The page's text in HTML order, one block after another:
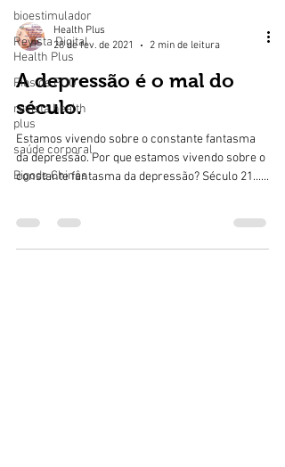
bioestimulador
Revista Digital
Health Plus
Fios de PDO
revista health
plus
saúde corporal
Bigode Chinês
Health Plus
28 de fev. de 2021
2 min de leitura
A depressão é o mal do
século.
Estamos vivendo sobre o constante fantasma
da depressão. Por que estamos vivendo sobre o
constante fantasma da depressão? Século 21......